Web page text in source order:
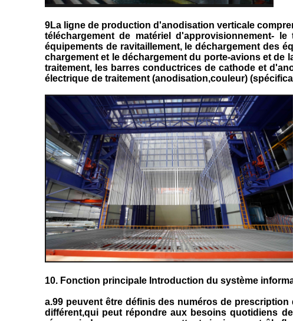
9La ligne de production d'anodisation verticale
téléchargement de matériel d'approvisionnement- le
équipements de ravitaillement, le déchargement des
chargement et le déchargement du porte-avions et
traitement, les barres conductrices de cathode et
électrique de traitement (anodisation,couleur)
10. Fonction principale Introduction du système
a.99 peuvent être définis des numéros de
différent,qui peut répondre aux besoins quotidiens